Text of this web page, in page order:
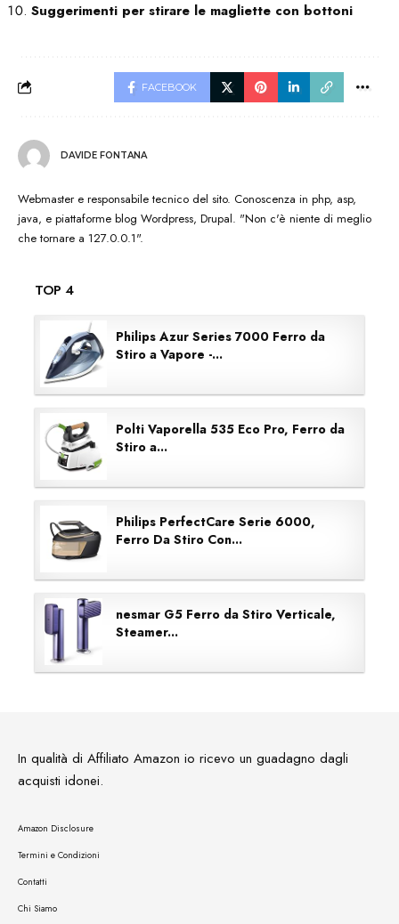
Suggerimenti per stirare le magliette con bottoni
FACEBOOK
DAVIDE FONTANA
Webmaster e responsabile tecnico del sito. Conoscenza in php, asp,
java, e piattaforme blog Wordpress, Drupal. "Non c'è niente di meglio
che tornare a 127.0.0.1".
TOP 4
Philips Azur Series 7000 Ferro da
Stiro a Vapore -...
Polti Vaporella 535 Eco Pro, Ferro da
Stiro a...
Philips PerfectCare Serie 6000,
Ferro Da Stiro Con...
nesmar G5 Ferro da Stiro Verticale,
Steamer...
In qualità di Affiliato Amazon io ricevo un guadagno dagli
acquisti idonei.
Amazon Disclosure
Termini e Condizioni
Contatti
Chi Siamo